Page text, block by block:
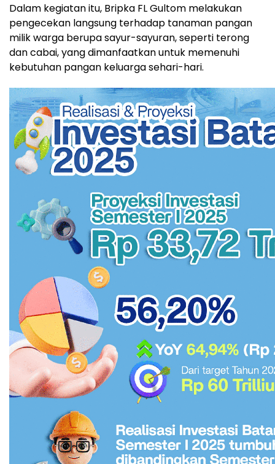
Dalam kegiatan itu, Bripka FL Gultom melakukan
pengecekan langsung terhadap tanaman pangan
milik warga berupa sayur-sayuran, seperti terong
dan cabai, yang dimanfaatkan untuk memenuhi
kebutuhan pangan keluarga sehari-hari.